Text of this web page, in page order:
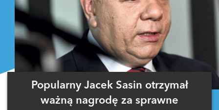
Popularny Jacek Sasin otrzymał
ważną nagrodę za sprawne